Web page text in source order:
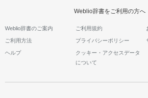
Weblio辞書をご利用の方へ
Weblio辞書のご案内 ご利用規約
ご利用方法 プライバシーポリシー
ヘルプ
クッキー・アクセスデータ
について